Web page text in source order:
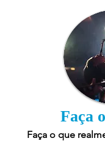
Faça
Faça o que